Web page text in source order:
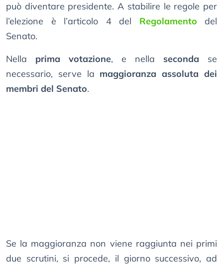
può diventare presidente. A stabilire le regole per
l’elezione è l’articolo 4 del Regolamento del
Senato.
Nella prima votazione, e nella seconda se
necessario, serve la maggioranza assoluta dei
membri del Senato.
Se la maggioranza non viene raggiunta nei primi
due scrutini, si procede, il giorno successivo, ad